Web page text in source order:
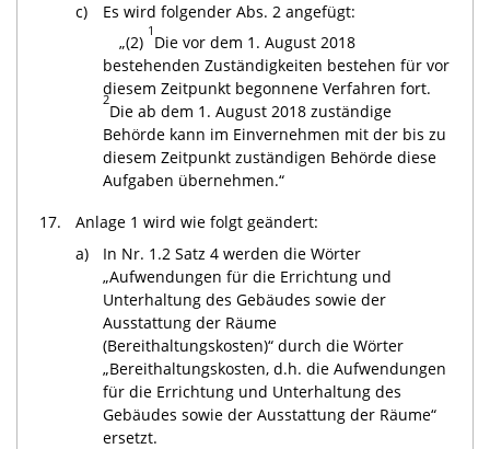
c)
Es wird folgender Abs. 2 angefügt:
„(2)
1
Die vor dem 1. August 2018
bestehenden Zuständigkeiten bestehen für vor
diesem Zeitpunkt begonnene Verfahren fort.
2
Die ab dem 1. August 2018 zuständige
Behörde kann im Einvernehmen mit der bis zu
diesem Zeitpunkt zuständigen Behörde diese
Aufgaben übernehmen.“
17.
Anlage 1 wird wie folgt geändert:
a)
In Nr. 1.2 Satz 4 werden die Wörter
„Aufwendungen für die Errichtung und
Unterhaltung des Gebäudes sowie der
Ausstattung der Räume
(Bereithaltungskosten)“ durch die Wörter
„Bereithaltungskosten, d.h. die Aufwendungen
für die Errichtung und Unterhaltung des
Gebäudes sowie der Ausstattung der Räume“
ersetzt.